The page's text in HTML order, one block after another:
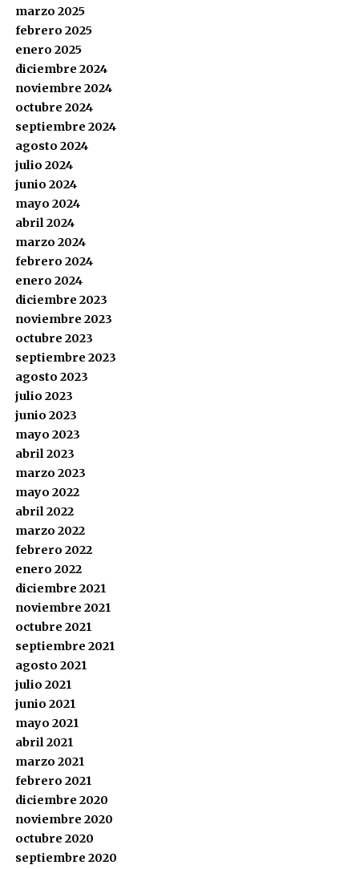
marzo 2025
febrero 2025
enero 2025
diciembre 2024
noviembre 2024
octubre 2024
septiembre 2024
agosto 2024
julio 2024
junio 2024
mayo 2024
abril 2024
marzo 2024
febrero 2024
enero 2024
diciembre 2023
noviembre 2023
octubre 2023
septiembre 2023
agosto 2023
julio 2023
junio 2023
mayo 2023
abril 2023
marzo 2023
mayo 2022
abril 2022
marzo 2022
febrero 2022
enero 2022
diciembre 2021
noviembre 2021
octubre 2021
septiembre 2021
agosto 2021
julio 2021
junio 2021
mayo 2021
abril 2021
marzo 2021
febrero 2021
diciembre 2020
noviembre 2020
octubre 2020
septiembre 2020